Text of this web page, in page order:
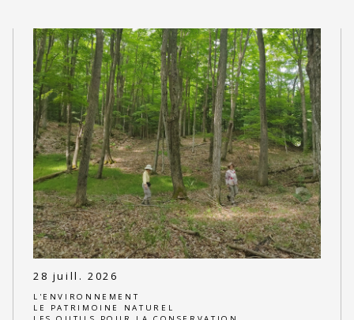
28 juill. 2026
L'ENVIRONNEMENT
LE PATRIMOINE NATUREL